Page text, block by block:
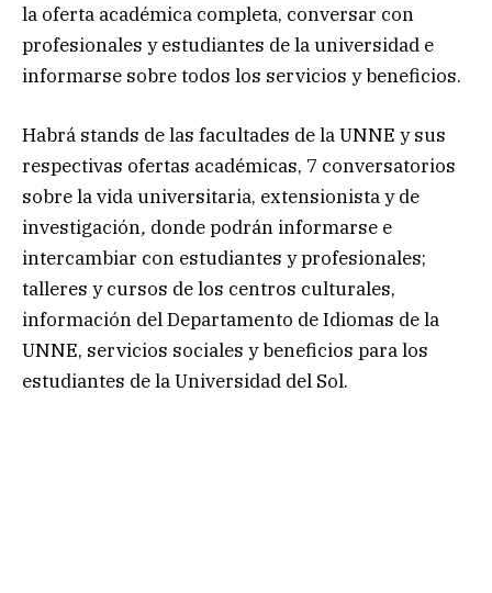
la oferta académica completa, conversar con
profesionales y estudiantes de la universidad e
informarse sobre todos los servicios y beneficios.
Habrá stands de las facultades de la UNNE y sus
respectivas ofertas académicas, 7 conversatorios
sobre la vida universitaria, extensionista y de
investigación, donde podrán informarse e
intercambiar con estudiantes y profesionales;
talleres y cursos de los centros culturales,
información del Departamento de Idiomas de la
UNNE, servicios sociales y beneficios para los
estudiantes de la Universidad del Sol.